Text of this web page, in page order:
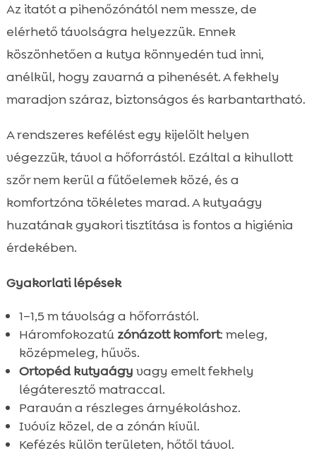
Az itatót a pihenőzónától nem messze, de
elérhető távolságra helyezzük. Ennek
köszönhetően a kutya könnyedén tud inni,
anélkül, hogy zavarná a pihenését. A fekhely
maradjon száraz, biztonságos és karbantartható.
A rendszeres kefélést egy kijelölt helyen
végezzük, távol a hőforrástól. Ezáltal a kihullott
szőr nem kerül a fűtőelemek közé, és a
komfortzóna tökéletes marad. A kutyaágy
huzatának gyakori tisztítása is fontos a higiénia
érdekében.
Gyakorlati lépések
1–1,5 m távolság a hőforrástól.
Háromfokozatú zónázott komfort: meleg,
középmeleg, hűvös.
Ortopéd kutyaágy vagy emelt fekhely
légáteresztő matraccal.
Paraván a részleges árnyékoláshoz.
Ivóvíz közel, de a zónán kívül.
Kefézés külön területen, hőtől távol.